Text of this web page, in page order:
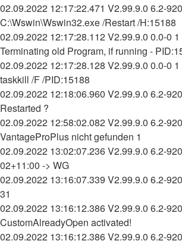
02.09.2022 12:17:22.471 V2.99.9.0 6.2-
C:\Wswin\Wswin32.exe /Restart /H:15188
02.09.2022 12:17:28.112 V2.99.9.0 0.0-0 1
Terminating old Program, if running -
02.09.2022 12:17:28.128 V2.99.9.0 0.0-0
taskkill /F /PID:15188
02.09.2022 12:18:06.960 V2.99.9.0 6.2-
Restarted ?
02.09.2022 12:58:02.082 V2.99.9.0 6.2-
VantageProPlus nicht gefunden 1
02.09.2022 13:02:07.236 V2.99.9.0 6.2-
02+11:00 -> WG
02.09.2022 13:16:07.339 V2.99.9.0 6.2-
31
02.09.2022 13:16:12.386 V2.99.9.0 6.2-
CustomAlreadyOpen activated!
02.09.2022 13:16:12.386 V2.99.9.0 6.2-